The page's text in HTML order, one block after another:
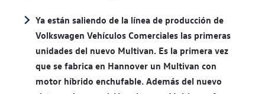
Ya están saliendo de la línea de producción de
Volkswagen Vehículos Comerciales las primeras
unidades del nuevo Multivan. Es la primera vez
que se fabrica en Hannover un Multivan con
motor híbrido enchufable. Además del nuevo